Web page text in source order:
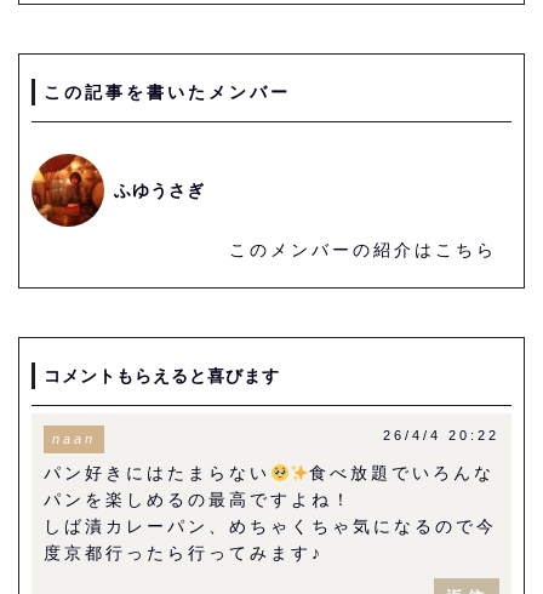
この記事を書いたメンバー
ふゆうさぎ
このメンバーの紹介はこちら
コメントもらえると喜びます
naan 26/4/4 20:22
パン好きにはたまらない
食べ放題でいろんな
パンを楽しめるの最高ですよね！
しば漬カレーパン、めちゃくちゃ気になるので今
度京都行ったら行ってみます♪